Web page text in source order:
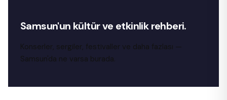
Samsun'un kültür ve etkinlik rehberi.
Konserler, sergiler, festivaller ve daha fazlası —
Samsun'da ne varsa burada.